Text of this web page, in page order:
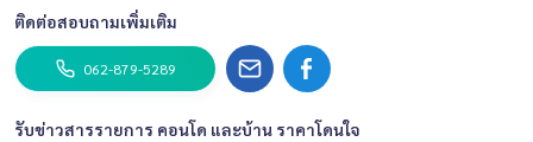
ติดต่อสอบถามเพิ่มเติม
062-879-5289
รับข่าวสารรายการ คอนโด และบ้าน ราคาโดนใจ